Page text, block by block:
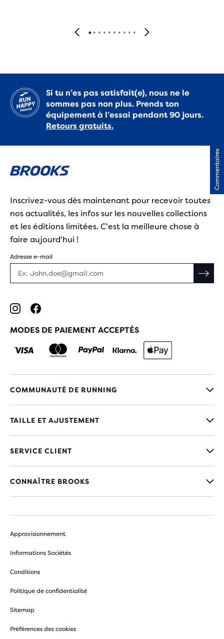
Si tu n’es pas satisfait(e), nous ne le
sommes pas non plus. Prends ton
équipement à l’essai pendant 90 jours.
Retours gratuits.
Inscrivez-vous dès maintenant pour recevoir toutes
nos actualités, les infos sur les nouvelles collections
et les éditions limitées. C'est la meilleure chose à
faire aujourd'hui !
Adresse e-mail
MODES DE PAIEMENT ACCEPTÉS
COMMUNAUTÉ DE RUNNING
TAILLE ET AJUSTEMENT
SERVICE CLIENT
CONNAÎTRE BROOKS
Approvisionnement
Informations Sociétés
Conditions
Politique de confidentialité
Sitemap
Préférences des cookies
Commentaires